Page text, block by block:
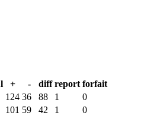
+ - diff report forfait
124 36 88 1
0
101 59 42 1
0